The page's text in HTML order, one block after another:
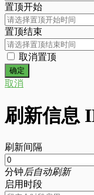
置顶开始
置顶结束
取消置顶
取消
刷新信息
刷新间隔
分钟 后自动刷新
启用时段